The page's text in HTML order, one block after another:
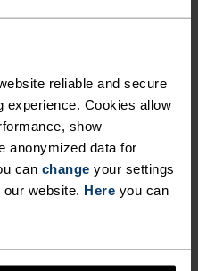
reliable and secure
experience. Cookies allow
show
anonymized data for
can change your settings
website. Here you can
BLANDING
form- og fargebevarende
egenskaper. Det
i varmt miljø, men også